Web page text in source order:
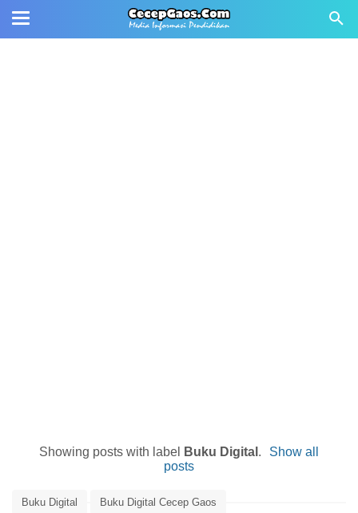
Showing posts with label Buku Digital .
Show all
posts
Buku Digital Buku Digital Cecep Gaos